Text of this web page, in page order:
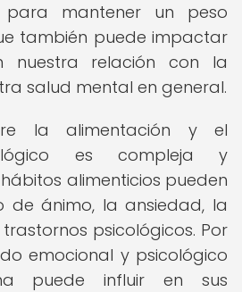
mantener un peso
también puede impactar
nuestra relación con la
salud mental en general.
la alimentación y el
es compleja y
alimenticios pueden
ánimo, la ansiedad, la
psicológicos. Por
emocional y psicológico
puede influir en sus